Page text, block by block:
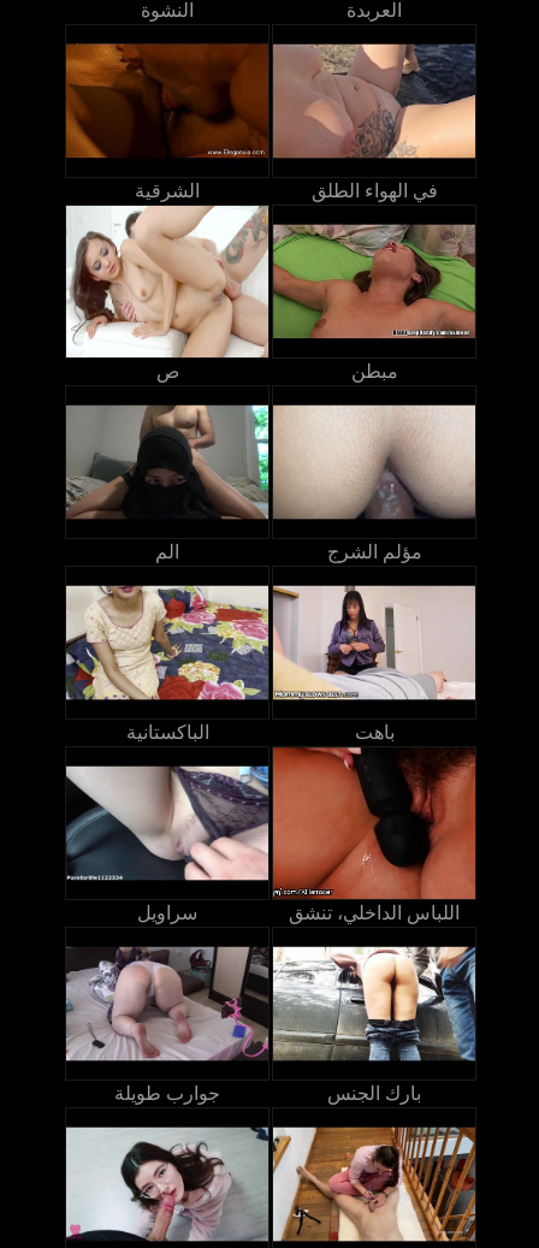
النشوة العربدة
الشرقية في الهواء الطلق
ص مبطن
الم مؤلم الشرج
الباكستانية باهت
سراويل اللباس الداخلي، تنشق
جوارب طويلة بارك الجنس